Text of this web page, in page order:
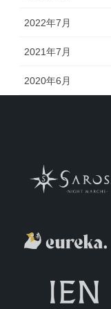
2022年7月
2021年7月
2020年6月